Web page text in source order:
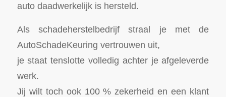
auto daadwerkelijk is hersteld.
Als schadeherstelbedrijf straal je met de
AutoSchadeKeuring vertrouwen uit,
je staat tenslotte volledig achter je afgeleverde
werk.
Jij wilt toch ook 100 % zekerheid en een klant